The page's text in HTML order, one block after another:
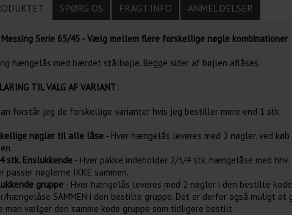
SPØRG OS FRAGT INFO ANMELDELSER
Messing Serie 65/45 - Vælg mellem flere forskellige nøgle kombinationer
hængelås med hærdet stålbøjle. Begge sider af bøjlen aflåses.
TIL VALG AF VARIANT:
forstår jeg de forskellige varianter hvis jeg bestiller mere end 1 stk.
nøgler til alle låse- Hver hængelås leveres med 2 nøgler, ved
stk. Enslukkende- Hver pakke indeholder 2/3/4 stk. hængelåse med
passer nøglerne IKKE sammen.
gruppe- Hver hængelås leveres med 2 nøgler i den bestilte
hængelåse SAMMEN i den bestilte gruppe. Det er derfor også muligt
man vælger den samme kode gruppe som tidligere bestilt.